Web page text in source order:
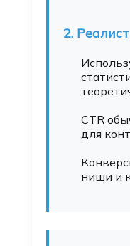
2.
CTR
для
ниши и